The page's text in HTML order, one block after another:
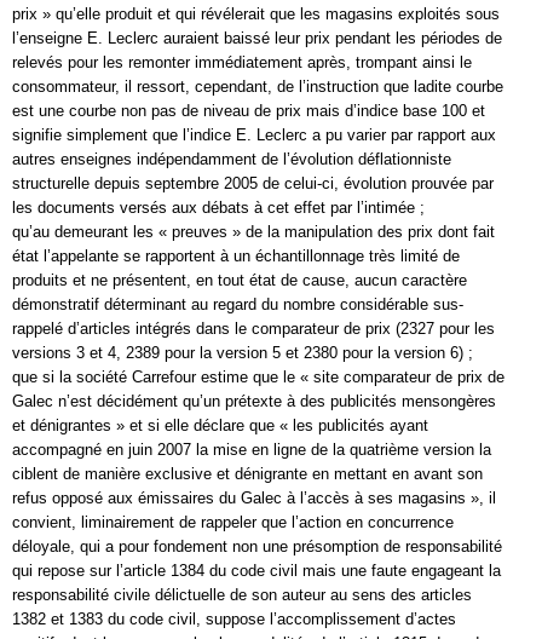
prix » qu’elle produit et qui révélerait que les magasins exploités sous
l’enseigne E. Leclerc auraient baissé leur prix pendant les périodes de
relevés pour les remonter immédiatement après, trompant ainsi le
consommateur, il ressort, cependant, de l’instruction que ladite courbe
est une courbe non pas de niveau de prix mais d’indice base 100 et
signifie simplement que l’indice E. Leclerc a pu varier par rapport aux
autres enseignes indépendamment de l’évolution déflationniste
structurelle depuis septembre 2005 de celui-ci, évolution prouvée par
les documents versés aux débats à cet effet par l’intimée ;
qu’au demeurant les « preuves » de la manipulation des prix dont fait
état l’appelante se rapportent à un échantillonnage très limité de
produits et ne présentent, en tout état de cause, aucun caractère
démonstratif déterminant au regard du nombre considérable sus-
rappelé d’articles intégrés dans le comparateur de prix (2327 pour les
versions 3 et 4, 2389 pour la version 5 et 2380 pour la version 6) ;
que si la société Carrefour estime que le « site comparateur de prix de
Galec n’est décidément qu’un prétexte à des publicités mensongères
et dénigrantes » et si elle déclare que « les publicités ayant
accompagné en juin 2007 la mise en ligne de la quatrième version la
ciblent de manière exclusive et dénigrante en mettant en avant son
refus opposé aux émissaires du Galec à l’accès à ses magasins », il
convient, liminairement de rappeler que l’action en concurrence
déloyale, qui a pour fondement non une présomption de responsabilité
qui repose sur l’article 1384 du code civil mais une faute engageant la
responsabilité civile délictuelle de son auteur au sens des articles
1382 et 1383 du code civil, suppose l’accomplissement d’actes